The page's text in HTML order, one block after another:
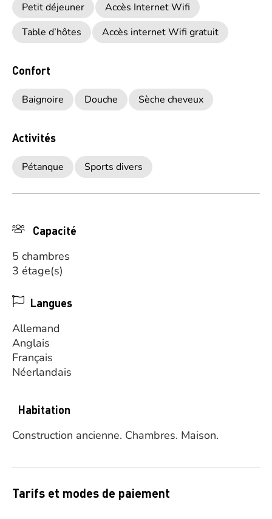
Petit déjeuner
Accès Internet Wifi
Table d’hôtes
Accès internet Wifi gratuit
Confort
Baignoire Douche Sèche cheveux
Activités
Pétanque Sports divers
Capacité
5 chambres
3 étage(s)
Langues
Allemand
Anglais
Français
Néerlandais
Habitation
Construction ancienne. Chambres. Maison.
Tarifs et modes de paiement